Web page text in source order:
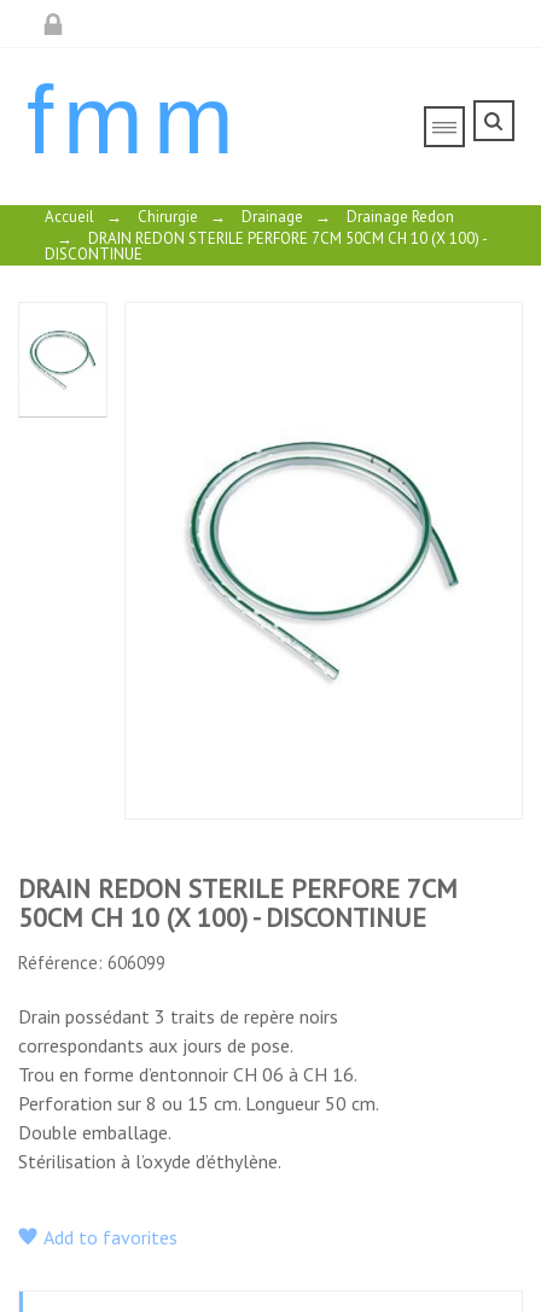
fmm
Accueil → Chirurgie → Drainage →
Drainage Redon
→
DRAIN REDON STERILE PERFORE 7CM 50CM CH 10 (X 100) -
DISCONTINUE
DRAIN REDON STERILE PERFORE 7CM
50CM CH 10 (X 100) - DISCONTINUE
Référence: 606099
Drain possédant 3 traits de repère noirs
correspondants aux jours de pose.
Trou en forme d’entonnoir CH 06 à CH 16.
Perforation sur 8 ou 15 cm. Longueur 50 cm.
Double emballage.
Stérilisation à l’oxyde d’éthylène.
Add to favorites
DRAIN REDON
STERILE PERFORE
7CM 50CM CH 6 (X
100) -
DISCONTINUE
DRAIN REDON
STERILE PERFORE